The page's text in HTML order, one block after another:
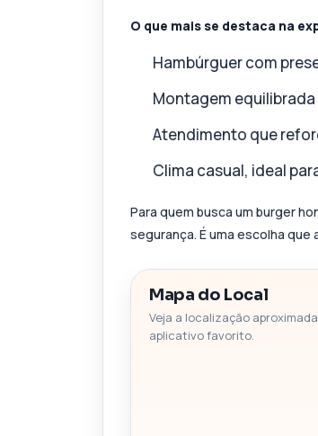
O que mais se destaca na
Hambúrguer com
Montagem
Atendimento que
Clima casual, ideal
Para quem busca um burger
segurança. É uma escolha
Mapa do Local
Veja a localização
aplicativo favorito.